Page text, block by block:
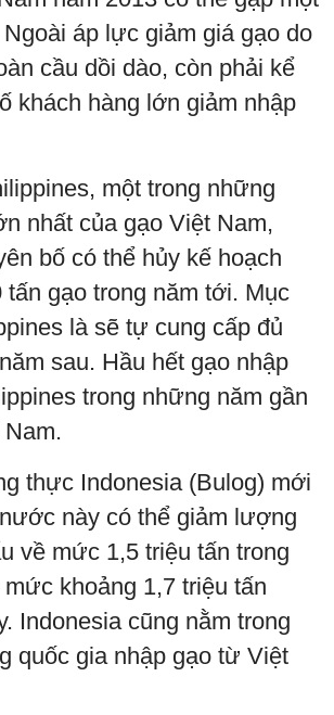
áp lực giảm giá gạo do
cầu dồi dào, còn phải kể
khách hàng lớn giảm nhập
một trong những
nhất của gạo Việt Nam,
bố có thể hủy kế hoạch
tấn gạo trong năm tới. Mục
là sẽ tự cung cấp đủ
sau. Hầu hết gạo nhập
trong những năm gần
thực Indonesia (Bulog) mới
này có thể giảm lượng
về mức 1,5 triệu tấn trong
khoảng 1,7 triệu tấn
Indonesia cũng nằm trong
quốc gia nhập gạo từ Việt